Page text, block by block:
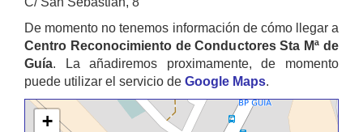
De momento no tenemos información de cómo llegar a
Centro Reconocimiento de Conductores Sta Mª de
Guía. La añadiremos proximamente, de momento
puede utilizar el servicio de Google Maps.
+